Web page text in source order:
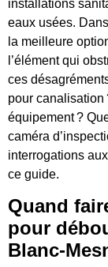
installations
eaux usées.
la meilleure
l’élément qui
ces
pour canalisation
équipement ?
caméra
interrogations
ce guide.
Quand
pour
Blanc-